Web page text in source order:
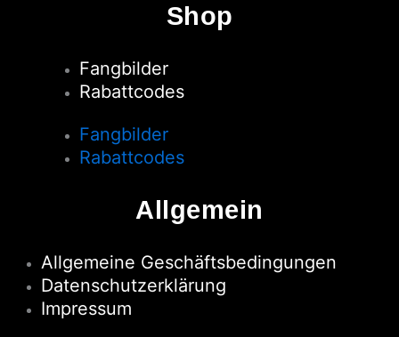
Shop
Fangbilder
Rabattcodes
Fangbilder
Rabattcodes
Allgemein
Allgemeine Geschäftsbedingungen
Datenschutzerklärung
Impressum